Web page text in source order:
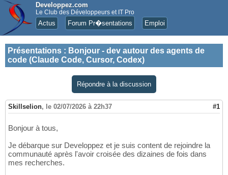
Developpez.com
Le Club des Développeurs et IT Pro
Actus Forum Pr�sentations Emploi
Présentations : Bonjour - dev autour des agents de
code (Claude Code, Cursor, Codex)
Répondre à la discussion
Skillselion, le 02/07/2026 à 22h37 #1
Bonjour à tous,
Je débarque sur Developpez et je suis content de rejoindre la
communauté après l'avoir croisée des dizaines de fois dans
mes recherches.